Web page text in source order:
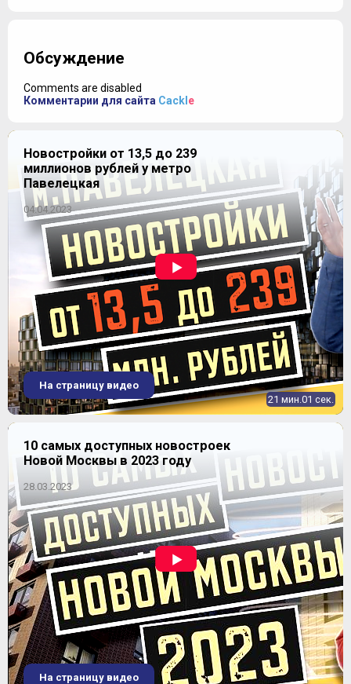
Обсуждение
Comments are disabled
Комментарии для сайта Cackl e
Новостройки от 13,5 до 239
миллионов рублей у метро
Павелецкая
04.04.2023
21 мин.01 сек.
На страницу видео
10 самых доступных новостроек
Новой Москвы в 2023 году
28.03.2023
На страницу видео